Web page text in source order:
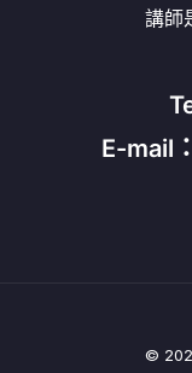
講師
E-mail
©